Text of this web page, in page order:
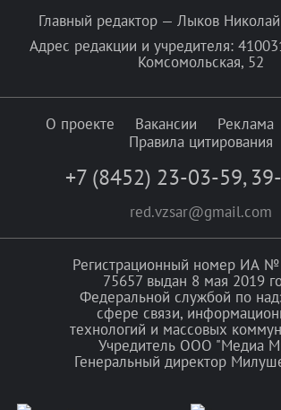
Главный редактор — Лыков
Адрес редакции и учредителя:
Комсомольская, 52
О проекте Вакансии Реклама
Правила цитирования
+7 (8452) 23-03-59,
red.vzsar@gmail.com
Регистрационный номер ИА
75657 выдан 8 мая 2019
Федеральной службой по
сфере связи,
технологий и массовых
Учредитель ООО "Медиа
Генеральный директор